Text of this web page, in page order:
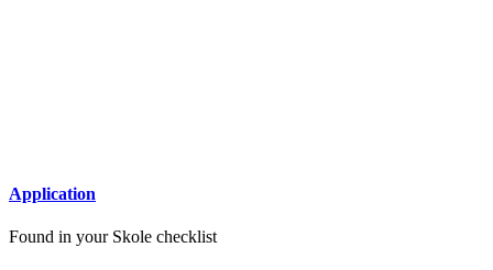
Application
Found in your Skole checklist